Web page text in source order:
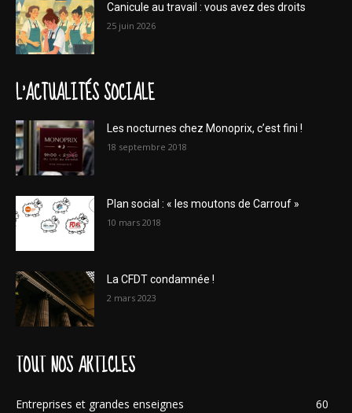
Canicule au travail : vous avez des droits
25 juin 2026
L'ACTUALITÉS SOCIALE
Les nocturnes chez Monoprix, c’est fini !
18 septembre 2018
Plan social : « les moutons de Carrouf »
10 mars 2018
La CFDT condamnée !
2 mars 2023
TOUT NOS ARTICLES
Entreprises et grandes enseignes 60